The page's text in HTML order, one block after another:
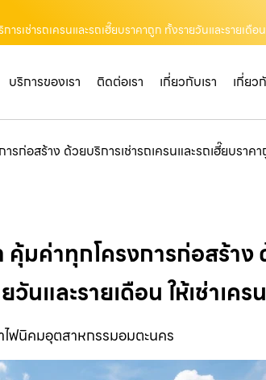
เช่ารถเครนและรถเฮี๊ยบราคาถูก ทั้งรายวันและรายเดือน
บริการของเรา ติดต่อเรา เกี่ยวกับเรา เกี่ยว
ก่อสร้าง ด้วยบริการเช่ารถเครนและรถเฮี๊ยบราค
มค่าทุกโครงการก่อสร้าง
นและรายเดือน ให้เช่าเค
ไฟนิคมอุตสาหกรรมอมตะนคร